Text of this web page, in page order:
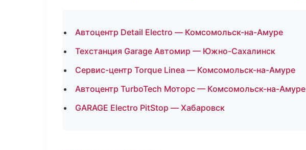
Автоцентр Detail Electro — Комсомольск-на-Амуре
Техстанция Garage Автомир — Южно-Сахалинск
Сервис-центр Torque Linea — Комсомольск-на-Амуре
Автоцентр TurboTech Моторс — Комсомольск-на-Амуре
GARAGE Electro PitStop — Хабаровск